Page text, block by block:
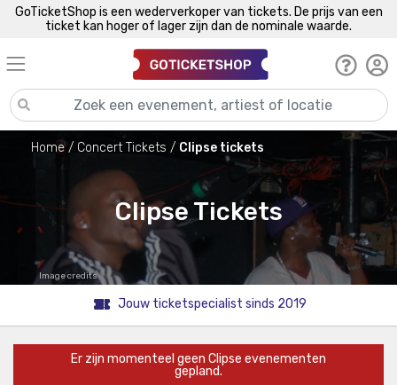
GoTicketShop is een wederverkoper van tickets. De prijs van een
ticket kan hoger of lager zijn dan de nominale waarde.
Home Concert Tickets Clipse tickets
Clipse Tickets
Image credits
Jouw ticketspecialist sinds 2019
Er zijn momenteel geen Clipse evenementen
gepland.